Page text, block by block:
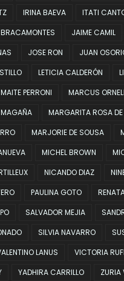
IRINA BAEVA
ITATI
JAIME CAMIL
JOSE RON JUAN
LETICIA CALDERÓN
MAITE PERRONI
MARCUS
MARGARITA ROSA
MARJORIE DE SOUSA
MICHEL BROWN
NICANDO DIAZ
PAULINA GOTO
SALVADOR MEJIA
SILVIA NAVARRO
LANUS
VICTORIA
YADHIRA CARRILLO ZURIA